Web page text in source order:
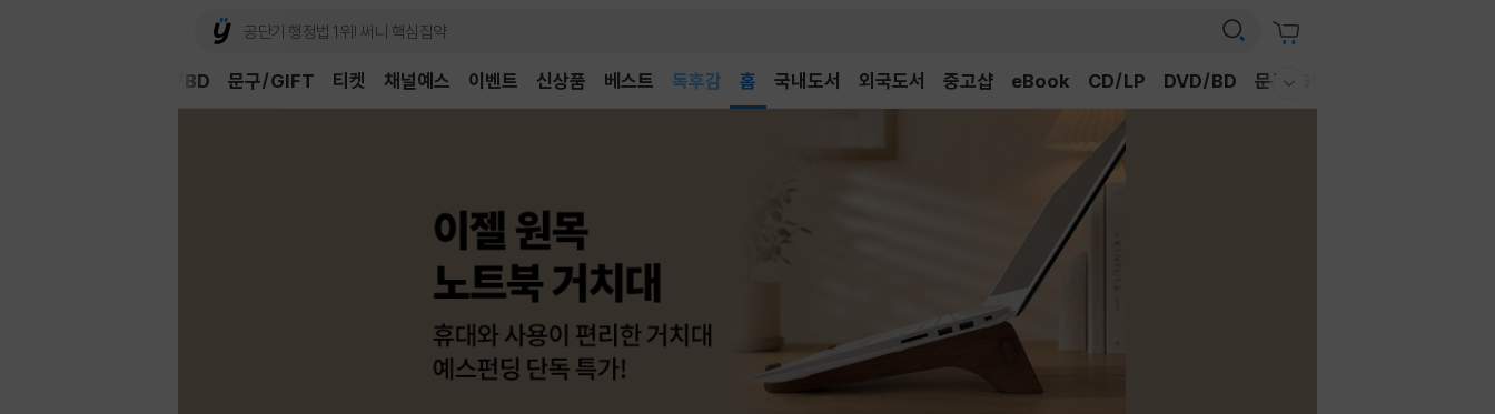
채널예스 이벤트 신상품 베스트
어린이
독후감
홈 국내도서 외국도서 중고샵 eBook CD/LP DVD/BD 문구/GIFT
DVD/BD 문구/GIFT 티켓